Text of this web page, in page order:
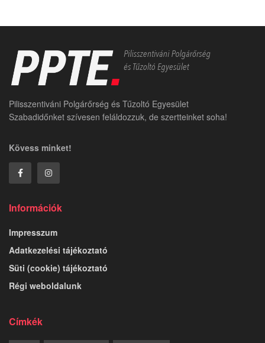
Pilisszentiváni Polgárőrség és Tűzoltó Egyesület
Szabadidőnket szívesen feláldozzuk, de szertteinket soha!
Kövess minket!
Információk
Impresszum
Adatkezelési tájékoztató
Süti (cookie) tájékoztató
Régi weboldalunk
Címkék